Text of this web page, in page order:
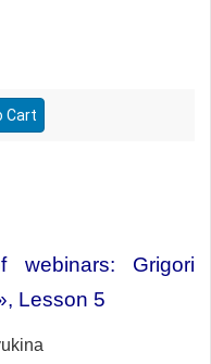
Grigori
Lesson 5